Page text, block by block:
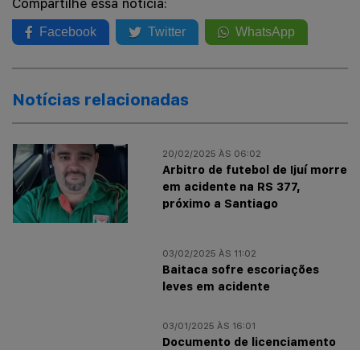
Compartilhe essa notícia:
Facebook Twitter WhatsApp
Notícias relacionadas
20/02/2025 ÀS 06:02
Arbitro de futebol de Ijuí morre
em acidente na RS 377,
próximo a Santiago
03/02/2025 ÀS 11:02
Baitaca sofre escoriações
leves em acidente
03/01/2025 ÀS 16:01
Documento de licenciamento